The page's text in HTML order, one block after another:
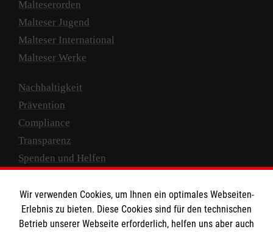
Malteserorden
Malteser Jugend
Malteser International
Malteser Werke
Nachhaltigkeit
Prävention
Compliance
Transparenz
Spenden und Helfen
Empfänger: Malteser Hilfsdienst e.V.
IBAN: DE10 3706 0120 1201 2000 12
Wir verwenden Cookies, um Ihnen ein optimales Webseiten-
Erlebnis zu bieten. Diese Cookies sind für den technischen
Betrieb unserer Webseite erforderlich, helfen uns aber auch